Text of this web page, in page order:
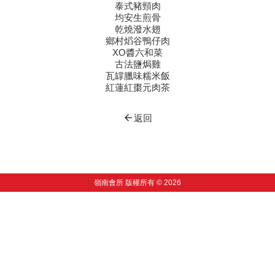
泰式豬頸肉
均安生煎骨
乾燒潑水翅
鄉村熖谷鴨仔肉
XO醬六和菜
古法鹽焗雞
瓦罉臘味糯米飯
紅蓮紅棗元肉茶
arrow_back返回
嶺南會所 版權所有 © 2026